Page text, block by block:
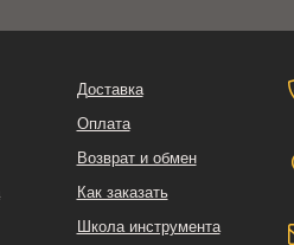
Доставка
Оплата
Возврат и обмен
Как заказать
Школа инструмента